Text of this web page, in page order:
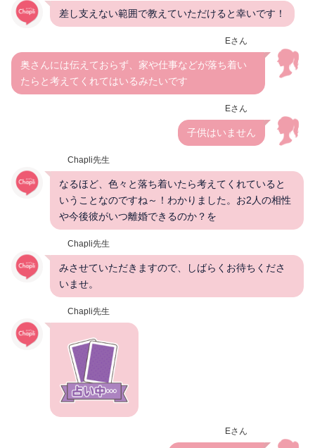
差し支えない範囲で教えていただけると幸いです！
Eさん
奥さんには伝えておらず、家や仕事などが落ち着い
たらと考えてくれてはいるみたいです
Eさん
子供はいません
Chapli先生
なるほど、色々と落ち着いたら考えてくれていると
いうことなのですね～！わかりました。お2人の相性
や今後彼がいつ離婚できるのか？を
Chapli先生
みさせていただきますので、しばらくお待ちくださ
いませ。
Chapli先生
Eさん